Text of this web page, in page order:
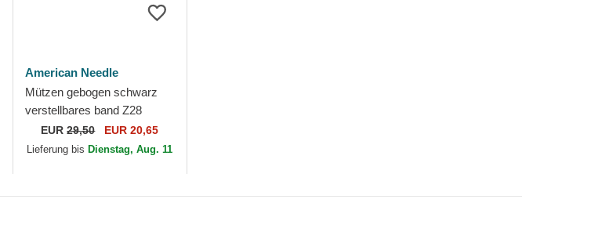
American Needle
Mützen gebogen schwarz
verstellbares band Z28
Ballpark von American
Needle
EUR29,50 EUR 20,65
Lieferung bis Dienstag, Aug. 11